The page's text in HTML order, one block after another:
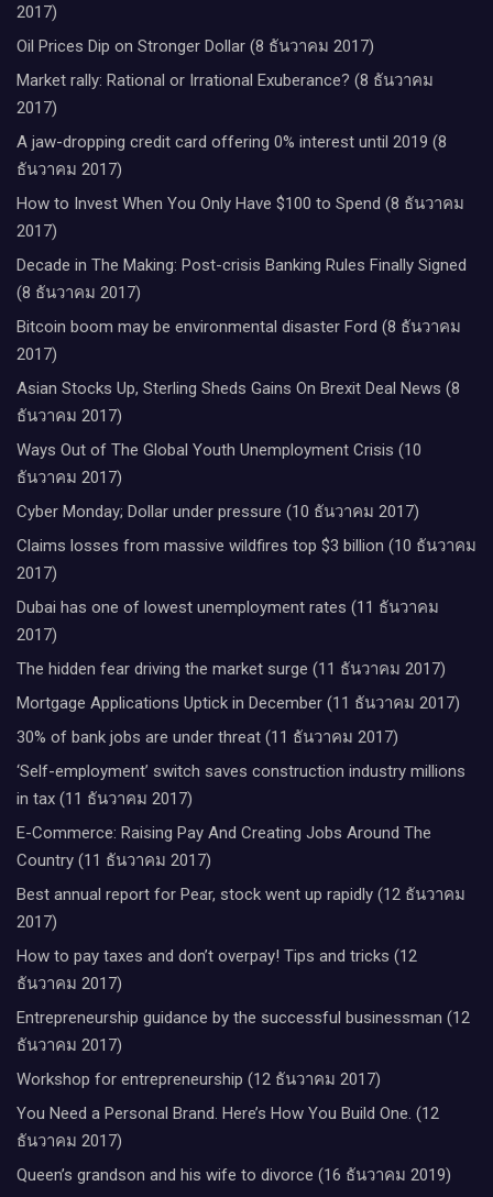
2017)
Oil Prices Dip on Stronger Dollar (8 ธันวาคม 2017)
Market rally: Rational or Irrational Exuberance? (8 ธันวาคม
2017)
A jaw-dropping credit card offering 0% interest until 2019 (8
ธันวาคม 2017)
How to Invest When You Only Have $100 to Spend (8 ธันวาคม
2017)
Decade in The Making: Post-crisis Banking Rules Finally Signed
(8 ธันวาคม 2017)
Bitcoin boom may be environmental disaster Ford (8 ธันวาคม
2017)
Asian Stocks Up, Sterling Sheds Gains On Brexit Deal News (8
ธันวาคม 2017)
Ways Out of The Global Youth Unemployment Crisis (10
ธันวาคม 2017)
Cyber Monday; Dollar under pressure (10 ธันวาคม 2017)
Claims losses from massive wildfires top $3 billion (10 ธันวาคม
2017)
Dubai has one of lowest unemployment rates (11 ธันวาคม
2017)
The hidden fear driving the market surge (11 ธันวาคม 2017)
Mortgage Applications Uptick in December (11 ธันวาคม 2017)
30% of bank jobs are under threat (11 ธันวาคม 2017)
‘Self-employment’ switch saves construction industry millions
in tax (11 ธันวาคม 2017)
E-Commerce: Raising Pay And Creating Jobs Around The
Country (11 ธันวาคม 2017)
Best annual report for Pear, stock went up rapidly (12 ธันวาคม
2017)
How to pay taxes and don’t overpay! Tips and tricks (12
ธันวาคม 2017)
Entrepreneurship guidance by the successful businessman (12
ธันวาคม 2017)
Workshop for entrepreneurship (12 ธันวาคม 2017)
You Need a Personal Brand. Here’s How You Build One. (12
ธันวาคม 2017)
Queen’s grandson and his wife to divorce (16 ธันวาคม 2019)